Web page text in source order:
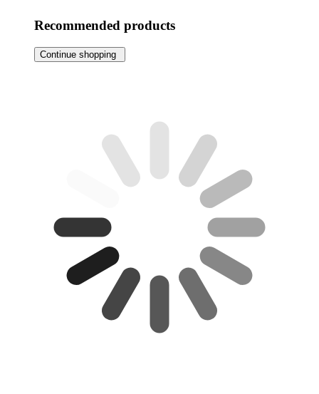
Recommended products
Continue shopping